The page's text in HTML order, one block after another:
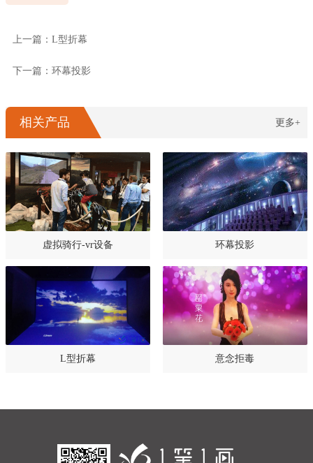
上一篇：L型折幕
下一篇：环幕投影
相关产品 更多+
虚拟骑行-vr设备 环幕投影
L型折幕 意念拒毒